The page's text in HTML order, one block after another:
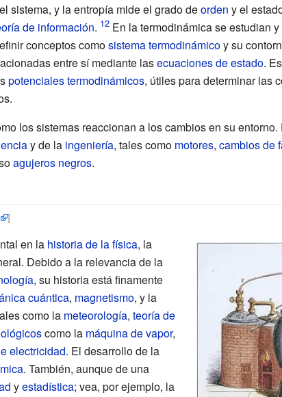
sistema, y la entropía mide el grado deorden y el
de información.
En la termodinámica se estudian
conceptos comosistema termodinámicoy su
entre sí mediante lasecuaciones de estado.
potenciales termodinámicos, útiles para determinar las
los sistemas reaccionan a los cambios en su entorno.
y de la ingeniería, tales como motores, cambios de
agujeros negros.
]
en la historia de la física, la
Debido a la relevancia de la
, su historia está finamente
cuántica, magnetismo, y la
como la meteorología, teoría de
como la máquina de vapor,
electricidad. El desarrollo de la
. También, aunque de una
yestadística; vea, por ejemplo, la